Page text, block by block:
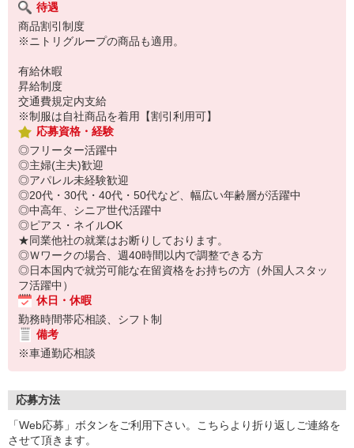
待遇
商品割引制度
※ニトリグループの商品も適用。
有給休暇
昇給制度
交通費規定内支給
※制服は自社商品を着用【割引利用可】
応募資格・経験
◎フリーター活躍中
◎主婦(主夫)歓迎
◎アパレル未経験歓迎
◎20代・30代・40代・50代など、幅広い年齢層が活躍中
◎中高年、シニア世代活躍中
◎ピアス・ネイルOK
★同業他社の就業はお断りしております。
◎Ｗワークの場合、週40時間以内で調整できる方
◎日本国内で就労可能な在留資格をお持ちの方（外国人スタッ
フ活躍中）
休日・休暇
勤務時間帯応相談、シフト制
備考
※車通勤応相談
応募方法
「Web応募」ボタンをご利用下さい。こちらより折り返しご連絡を
させて頂きます。